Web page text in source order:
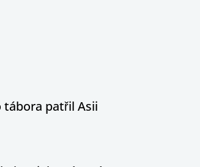
patřil Asii